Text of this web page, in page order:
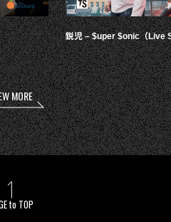
鋭児 – $uper $onic（Live
MORE
to TOP